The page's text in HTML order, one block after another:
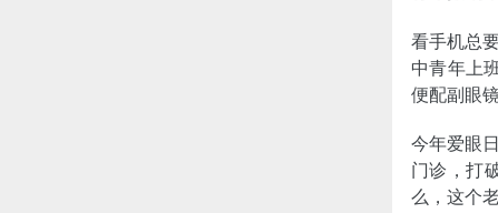
看手机总
中青年上
便配副眼
今年爱眼
门诊，打
么，这个